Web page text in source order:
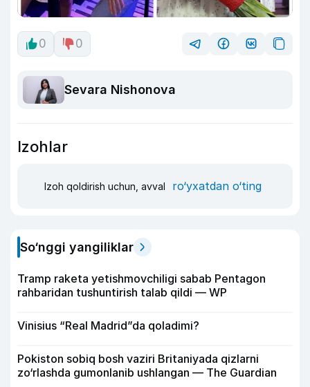
0 0
Sevara Nishonova
Izohlar
Izoh qoldirish uchun, avval ro‘yxatdan o‘ting
So‘nggi yangiliklar
Tramp raketa yetishmovchiligi sabab Pentagon
rahbaridan tushuntirish talab qildi — WP
Vinisius “Real Madrid”da qoladimi?
Pokiston sobiq bosh vaziri Britaniyada qizlarni
zo‘rlashda gumonlanib ushlangan — The Guardian